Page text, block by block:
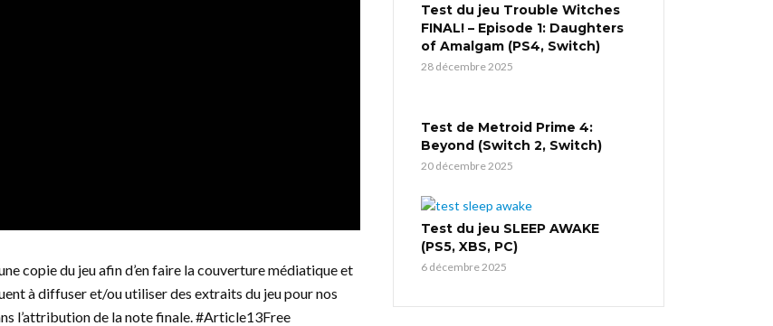
copie du jeu afin d’en faire la couverture médiatique et
à diffuser et/ou utiliser des extraits du jeu pour nos
l’attribution de la note finale. #Article13Free
Test du jeu Trouble Witches
FINAL! – Episode 1: Daughters
of Amalgam (PS4, Switch)
28 décembre 2025
Test de Metroid Prime 4:
Beyond (Switch 2, Switch)
20 décembre 2025
Test du jeu SLEEP AWAKE
(PS5, XBS, PC)
6 décembre 2025